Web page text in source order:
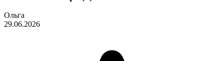
Ольга
29.06.2026